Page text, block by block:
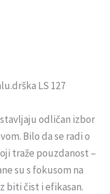
LS 127
odličan izbor
Bilo da se radi o
traže pouzdanost –
su s fokusom na
biti čist i efikasan.